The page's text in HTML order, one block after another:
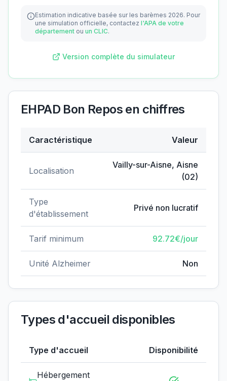
Estimation indicative basée sur les barèmes 2026. Pour
une simulation officielle, contactez l'APA de votre
département ou un CLIC.
Version complète du simulateur
EHPAD Bon Repos en chiffres
Caractéristique Valeur
Localisation
Vailly-sur-Aisne, Aisne
(02)
Type
d'établissement
Privé non lucratif
Tarif minimum 92.72€/jour
Unité Alzheimer Non
Types d'accueil disponibles
Type d'accueil Disponibilité
Hébergement